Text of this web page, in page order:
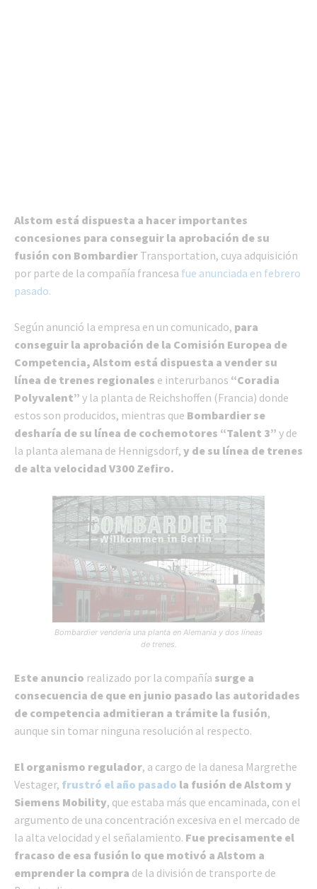
Alstom está dispuesta a hacer importantes
concesiones para conseguir la aprobación de su
fusión con Bombardier Transportation, cuya adquisición
por parte de la compañía francesa fue anunciada en febrero
pasado.
Según anunció la empresa en un comunicado, para
conseguir la aprobación de la Comisión Europea de
Competencia, Alstom está dispuesta a vender su
línea de trenes regionales e interurbanos “Coradia
Polyvalent” y la planta de Reichshoffen (Francia) donde
estos son producidos, mientras que Bombardier se
desharía de su línea de cochemotores “Talent 3” y de
la planta alemana de Hennigsdorf, y de su línea de trenes
de alta velocidad V300 Zefiro.
Bombardier vendería una planta en Alemania y dos líneas
de trenes.
Este anuncio realizado por la compañía surge a
consecuencia de que en junio pasado las autoridades
de competencia admitieran a trámite la fusión,
aunque sin tomar ninguna resolución al respecto.
El organismo regulador, a cargo de la danesa Margrethe
Vestager, frustró el año pasado la fusión de Alstom y
Siemens Mobility, que estaba más que encaminada, con el
argumento de una concentración excesiva en el mercado de
la alta velocidad y el señalamiento. Fue precisamente el
fracaso de esa fusión lo que motivó a Alstom a
emprender la compra de la división de transporte de